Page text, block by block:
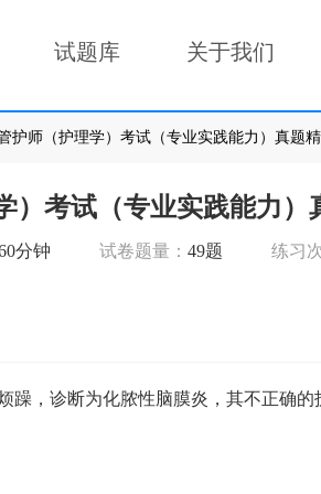
试题库 关于我们
护师（护理学）考试（专业实践能力）真题
）考试（专业实践能力）
分钟 试卷题量： 49题 练习
躁，诊断为化脓性脑膜炎，其不正